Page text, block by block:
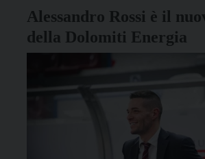
Alessandro Rossi è il
della Dolomiti Energia